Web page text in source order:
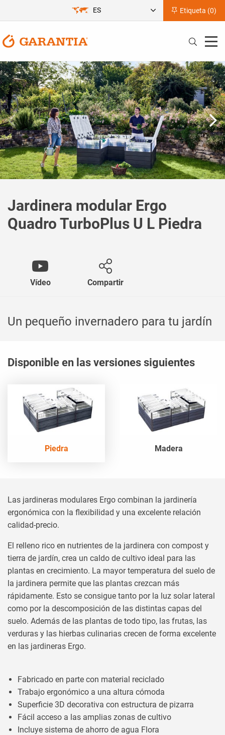
Etiqueta (0)
ES
Jardinera modular Ergo
Quadro TurboPlus U L Piedra
Vídeo Compartir
Un pequeño invernadero para tu jardín
Disponible en las versiones siguientes
Piedra Madera
Las jardineras modulares Ergo combinan la jardinería
ergonómica con la flexibilidad y una excelente relación
calidad-precio.
El relleno rico en nutrientes de la jardinera con compost y
tierra de jardín, crea un caldo de cultivo ideal para las
plantas en crecimiento. La mayor temperatura del suelo de
la jardinera permite que las plantas crezcan más
rápidamente. Esto se consigue tanto por la luz solar lateral
como por la descomposición de las distintas capas del
suelo. Además de las plantas de todo tipo, las frutas, las
verduras y las hierbas culinarias crecen de forma excelente
en las jardineras Ergo.
Fabricado en parte con material reciclado
Trabajo ergonómico a una altura cómoda
Superficie 3D decorativa con estructura de pizarra
Fácil acceso a las amplias zonas de cultivo
Incluye sistema de ahorro de agua Flora